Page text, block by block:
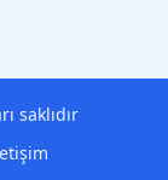
saklıdır